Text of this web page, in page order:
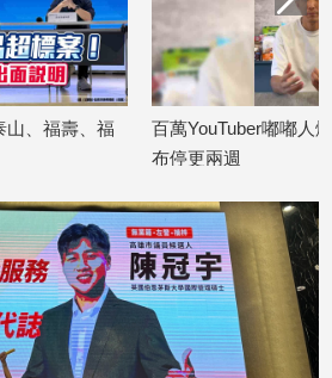
嘟嘟人爆退訂潮！緊急宣